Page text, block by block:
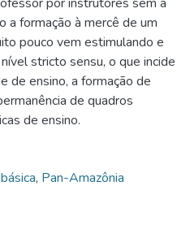
a formação à mercê de um
pouco vem estimulando e
stricto sensu, o que incide
de ensino, a formação de
de quadros
de ensino.
, Pan-Amazônia